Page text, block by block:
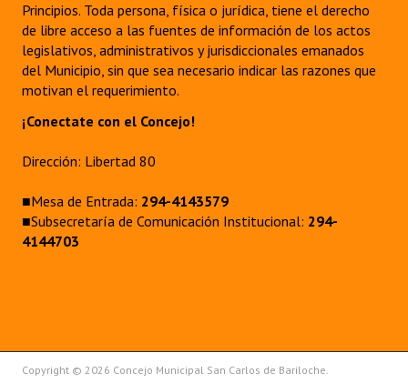
Principios. Toda persona, física o jurídica, tiene el derecho
de libre acceso a las fuentes de información de los actos
legislativos, administrativos y jurisdiccionales emanados
del Municipio, sin que sea necesario indicar las razones que
motivan el requerimiento.
¡Conectate con el Concejo!
Dirección: Libertad 80
■Mesa de Entrada: 294-4143579
■Subsecretaría de Comunicación Institucional: 294-
4144703
Copyright © 2026 Concejo Municipal San Carlos de Bariloche.